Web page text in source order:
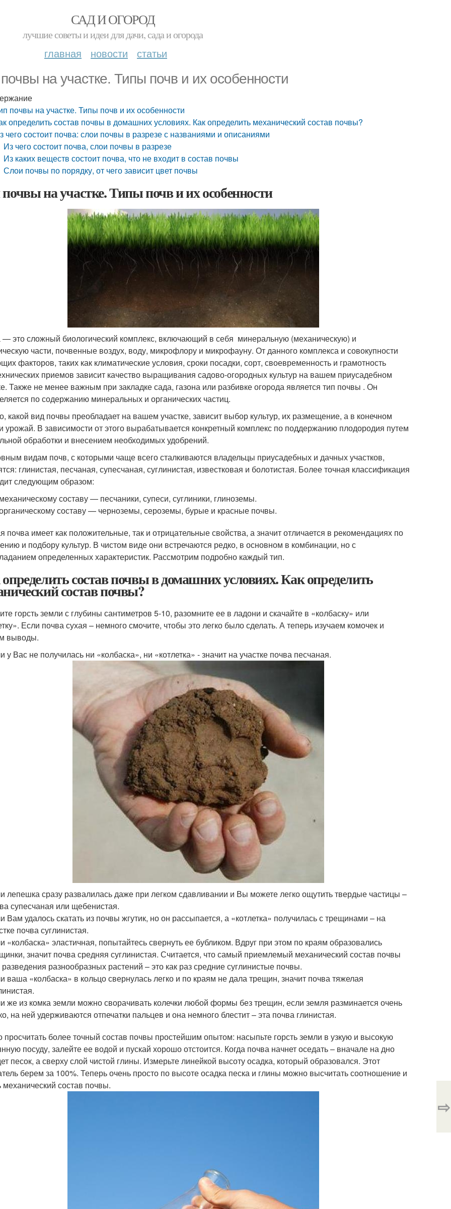
САД И ОГОРОД
лучшие советы и идеи для дачи, сада и огорода
главная новости статьи
на участке. Типы почв и их особенности
почвы на участке. Типы почв и их особенности
определить состав почвы в домашних условиях. Как определить механический состав почвы?
чего состоит почва: слои почвы в разрезе с названиями и описаниями
Из чего состоит почва, слои почвы в разрезе
Из каких веществ состоит почва, что не входит в состав почвы
Слои почвы по порядку, от чего зависит цвет почвы
на участке. Типы почв и их особенности
это сложный биологический комплекс, включающий в себя минеральную (механическую) и
части, почвенные воздух, воду, микрофлору и микрофауну. От данного комплекса и совокупности
факторов, таких как климатические условия, сроки посадки, сорт, своевременность и грамотность
приемов зависит качество выращивания садово-огородных культур на вашем приусадебном
Также не менее важным при закладке сада, газона или разбивке огорода является тип почвы . Он
по содержанию минеральных и органических частиц.
какой вид почвы преобладает на вашем участке, зависит выбор культур, их размещение, а в конечном
урожай. В зависимости от этого вырабатывается конкретный комплекс по поддержанию плодородия путем
обработки и внесением необходимых удобрений.
видам почв, с которыми чаще всего сталкиваются владельцы приусадебных и дачных участков,
глинистая, песчаная, супесчаная, суглинистая, известковая и болотистая. Более точная классификация
следующим образом:
составу — песчаники, супеси, суглиники, глиноземы.
составу — черноземы, сероземы, бурые и красные почвы.
почва имеет как положительные, так и отрицательные свойства, а значит отличается в рекомендациях по
и подбору культур. В чистом виде они встречаются редко, в основном в комбинации, но с
определенных характеристик. Рассмотрим подробно каждый тип.
состав почвы в домашних условиях. Как определить
состав почвы?
горсть земли с глубины сантиметров 5-10, разомните ее в ладони и скачайте в «колбаску» или
Если почва сухая – немного смочите, чтобы это легко было сделать. А теперь изучаем комочек и
выводы.
у Вас не получилась ни «колбаска», ни «котлетка» - значит на участке почва песчаная.
лепешка сразу развалилась даже при легком сдавливании и Вы можете легко ощутить твердые частицы –
супесчаная или щебенистая.
Вам удалось скатать из почвы жгутик, но он рассыпается, а «котлетка» получилась с трещинами – на
почва суглинистая.
«колбаска» эластичная, попытайтесь свернуть ее бубликом. Вдруг при этом по краям образовались
значит почва средняя суглинистая. Считается, что самый приемлемый механический состав почвы
разнообразных растений – это как раз средние суглинистые почвы.
ваша «колбаска» в кольцо свернулась легко и по краям не дала трещин, значит почва тяжелая
же из комка земли можно сворачивать колечки любой формы без трещин, если земля разминается очень
на ней удерживаются отпечатки пальцев и она немного блестит – эта почва глинистая.
более точный состав почвы простейшим опытом: насыпьте горсть земли в узкую и высокую
посуду, залейте ее водой и пускай хорошо отстоится. Когда почва начнет оседать – вначале на дно
песок, а сверху слой чистой глины. Измерьте линейкой высоту осадка, который образовался. Этот
берем за 100%. Теперь очень просто по высоте осадка песка и глины можно высчитать соотношение и
механический состав почвы.
⇨